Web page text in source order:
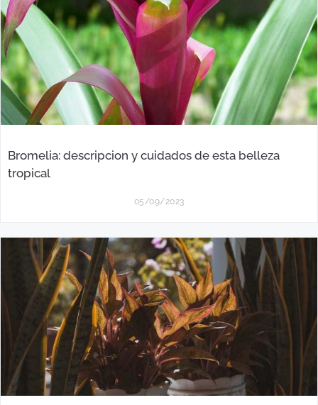
Bromelia: descripcion y cuidados de esta belleza
tropical
05/09/2023